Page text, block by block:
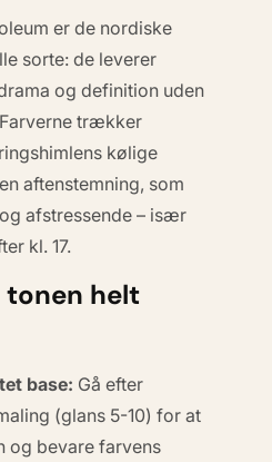
er de nordiske
sorte: de leverer
og definition uden
trækker
kølige
aftenstemning, som
afstressende – især
kl. 17.
tonen helt
base: Gå efter
(glans 5-10) for at
og bevare farvens